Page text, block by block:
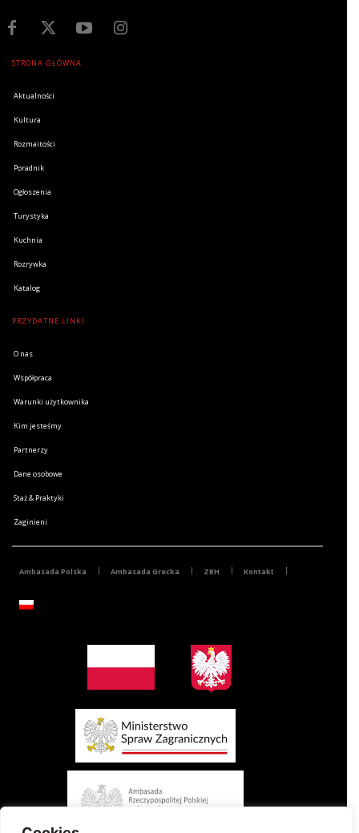
STRONA GŁÓWNA
Aktualności
Kultura
Rozmaitości
Poradnik
Ogłoszenia
Turystyka
Kuchnia
Rozrywka
Katalog
PRZYDATNE LINKI
O nas
Współpraca
Warunki użytkownika
Kim jesteśmy
Partnerzy
Dane osobowe
Staż & Praktyki
Zaginieni
Ambasada Polska Ambasada Grecka ZBH Kontakt